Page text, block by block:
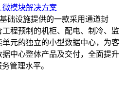
微模块解决方案
础设施提供的一款采用通道封
工程预制的机柜、配电、制冷、监
单元的独立的小型数据中心，为客
据中心整体产品及交付，全面提升
管理水平。